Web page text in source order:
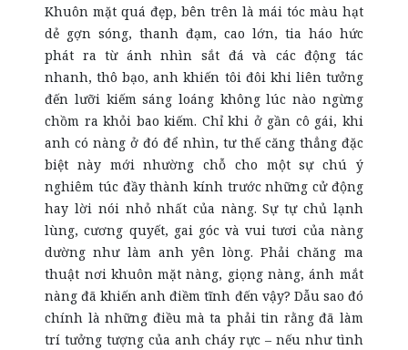
Khuôn mặt quá đẹp, bên trên là mái tóc màu hạt
dẻ gợn sóng, thanh đạm, cao lớn, tia háo hức
phát ra từ ánh nhìn sắt đá và các động tác
nhanh, thô bạo, anh khiến tôi đôi khi liên tưởng
đến lưỡi kiếm sáng loáng không lúc nào ngừng
chồm ra khỏi bao kiếm. Chỉ khi ở gần cô gái, khi
anh có nàng ở đó để nhìn, tư thế căng thẳng đặc
biệt này mới nhường chỗ cho một sự chú ý
nghiêm túc đầy thành kính trước những cử động
hay lời nói nhỏ nhất của nàng. Sự tự chủ lạnh
lùng, cương quyết, gai góc và vui tươi của nàng
dường như làm anh yên lòng. Phải chăng ma
thuật nơi khuôn mặt nàng, giọng nàng, ánh mắt
nàng đã khiến anh điềm tĩnh đến vậy? Dẫu sao đó
chính là những điều mà ta phải tin rằng đã làm
trí tưởng tượng của anh cháy rực – nếu như tình